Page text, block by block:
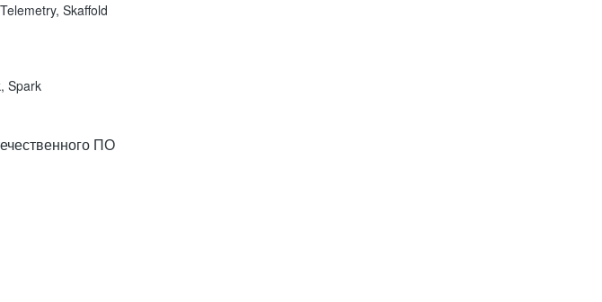
Skaffold
Spark
ПО